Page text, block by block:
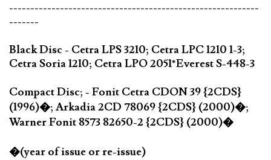
-----------------------------------------------------------
-------
Black Disc - Cetra LPS 3210; Cetra LPC 1210 1-3;
Cetra Soria 1210; Cetra LPO 2051*Everest S-448-3
Compact Disc; - Fonit Cetra CDON 39 {2CDS}
(1996)�; Arkadia 2CD 78069 {2CDS} (2000)�;
Warner Fonit 8573 82650-2 {2CDS} (2000)�
�(year of issue or re-issue)